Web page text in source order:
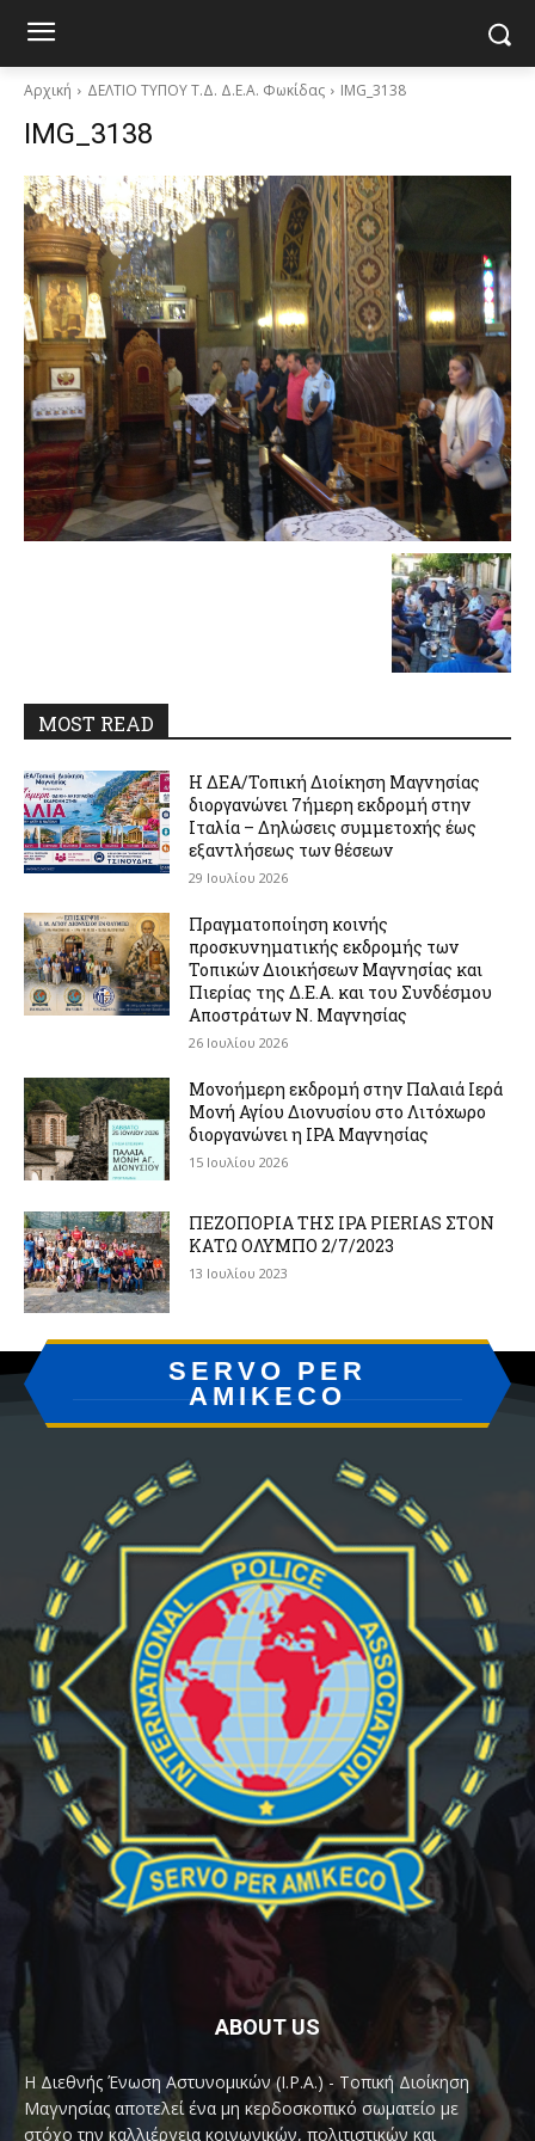
Αρχική ΔΕΛΤΙΟ ΤΥΠΟΥ Τ.Δ. Δ.Ε.Α. Φωκίδας IMG_3138
IMG_3138
MOST READ
Η ΔΕΑ/Τοπική Διοίκηση Μαγνησίας
διοργανώνει 7ήμερη εκδρομή στην
Ιταλία – Δηλώσεις συμμετοχής έως
εξαντλήσεως των θέσεων
29 Ιουλίου 2026
Πραγματοποίηση κοινής
προσκυνηματικής εκδρομής των
Τοπικών Διοικήσεων Μαγνησίας και
Πιερίας της Δ.Ε.Α. και του Συνδέσμου
Αποστράτων Ν. Μαγνησίας
26 Ιουλίου 2026
Μονοήμερη εκδρομή στην Παλαιά Ιερά
Μονή Αγίου Διονυσίου στο Λιτόχωρο
διοργανώνει η IPA Μαγνησίας
15 Ιουλίου 2026
ΠΕΖΟΠΟΡΙΑ ΤΗΣ IPA PIERIAS ΣΤΟΝ
ΚΑΤΩ ΟΛΥΜΠΟ 2/7/2023
13 Ιουλίου 2023
SERVO PER
AMIKECO
ABOUT US
Η Διεθνής Ένωση Αστυνομικών (I.P.A.) - Τοπική Διοίκηση
Μαγνησίας αποτελεί ένα μη κερδοσκοπικό σωματείο με
στόχο την καλλιέργεια κοινωνικών, πολιτιστικών και